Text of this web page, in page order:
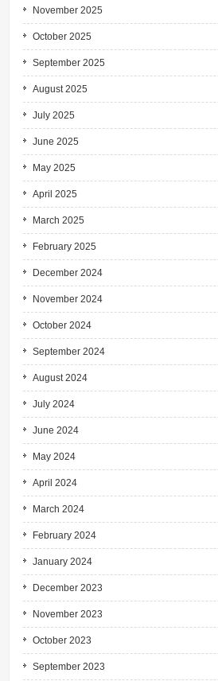
November 2025
October 2025
September 2025
August 2025
July 2025
June 2025
May 2025
April 2025
March 2025
February 2025
December 2024
November 2024
October 2024
September 2024
August 2024
July 2024
June 2024
May 2024
April 2024
March 2024
February 2024
January 2024
December 2023
November 2023
October 2023
September 2023